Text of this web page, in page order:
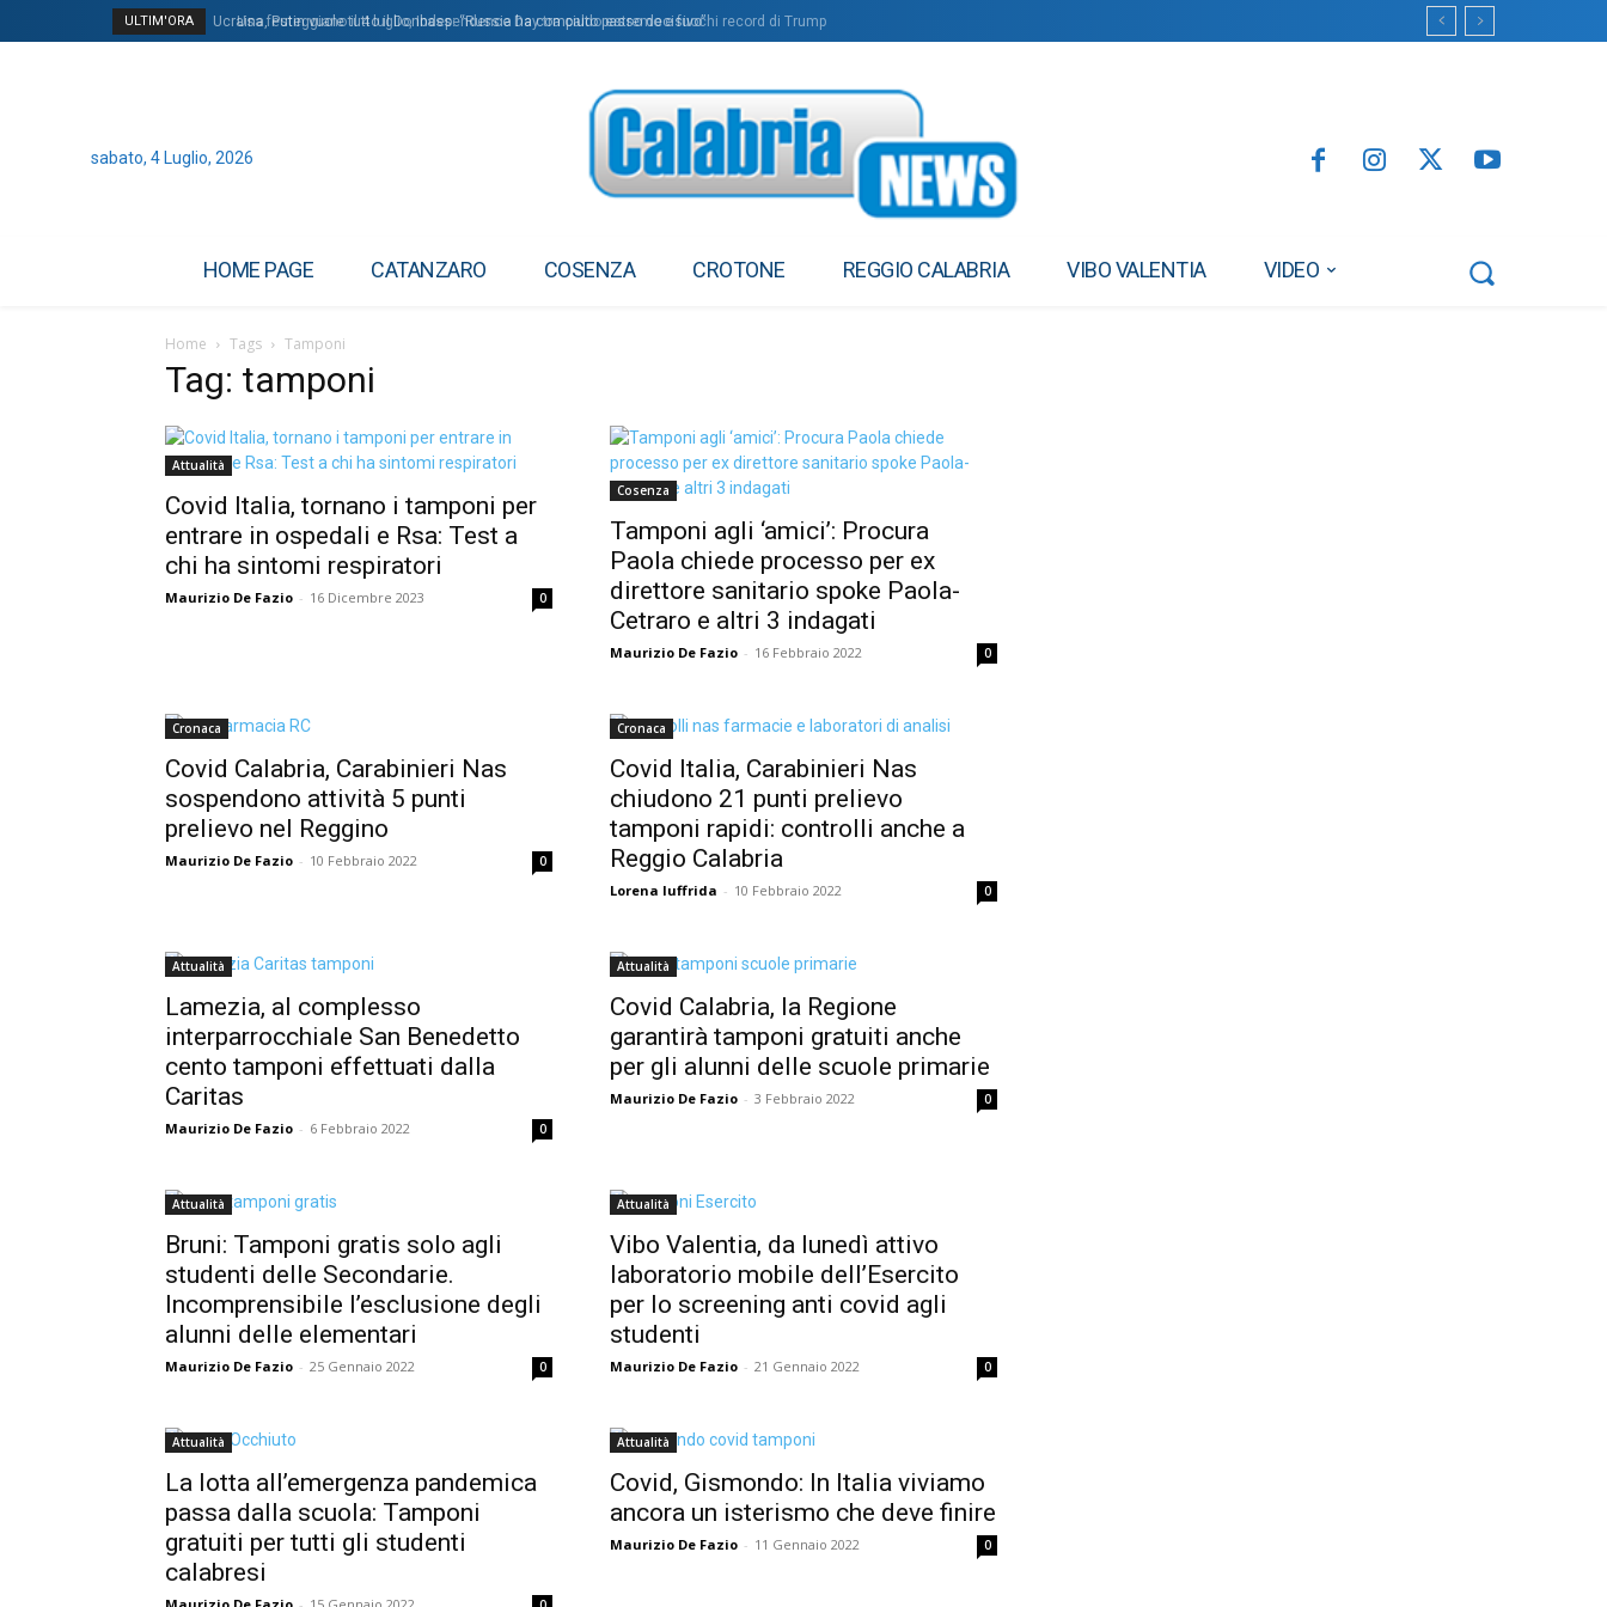
ULTIM'ORA Ucraina, Putin vuole tutto il Donbass: “Russia ha compiuto passo decisivo”
Usa festeggiano il 4 luglio, Independence Day tra caldo estremo e fuochi record di Trump
sabato, 4 Luglio, 2026
HOME PAGE CATANZARO COSENZA CROTONE REGGIO CALABRIA VIBO VALENTIA VIDEO
Home Tags Tamponi
Tag: tamponi
Attualità
Covid Italia, tornano i tamponi per
entrare in ospedali e Rsa: Test a
chi ha sintomi respiratori
Maurizio De Fazio - 16 Dicembre 2023 0
Cosenza
Tamponi agli ‘amici’: Procura
Paola chiede processo per ex
direttore sanitario spoke Paola-
Cetraro e altri 3 indagati
Maurizio De Fazio - 16 Febbraio 2022 0
Cronaca
Covid Calabria, Carabinieri Nas
sospendono attività 5 punti
prelievo nel Reggino
Maurizio De Fazio - 10 Febbraio 2022 0
Cronaca
Covid Italia, Carabinieri Nas
chiudono 21 punti prelievo
tamponi rapidi: controlli anche a
Reggio Calabria
Lorena Iuffrida - 10 Febbraio 2022 0
Attualità
Lamezia, al complesso
interparrocchiale San Benedetto
cento tamponi effettuati dalla
Caritas
Maurizio De Fazio - 6 Febbraio 2022 0
Attualità
Covid Calabria, la Regione
garantirà tamponi gratuiti anche
per gli alunni delle scuole primarie
Maurizio De Fazio - 3 Febbraio 2022 0
Attualità
Bruni: Tamponi gratis solo agli
studenti delle Secondarie.
Incomprensibile l’esclusione degli
alunni delle elementari
Maurizio De Fazio - 25 Gennaio 2022 0
Attualità
Vibo Valentia, da lunedì attivo
laboratorio mobile dell’Esercito
per lo screening anti covid agli
studenti
Maurizio De Fazio - 21 Gennaio 2022 0
Attualità
La lotta all’emergenza pandemica
passa dalla scuola: Tamponi
gratuiti per tutti gli studenti
calabresi
Attualità
Covid, Gismondo: In Italia viviamo
ancora un isterismo che deve finire
Maurizio De Fazio - 11 Gennaio 2022 0